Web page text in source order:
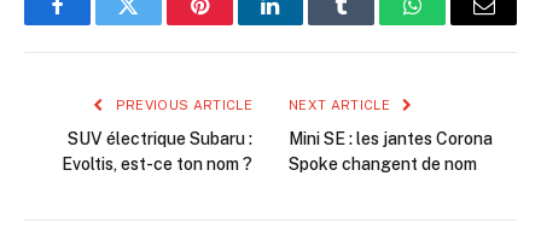
FacebookTwitter PinterestLinkedInTumblr WhatsAppEmail
PREVIOUS ARTICLE
SUV électrique Subaru :
Evoltis, est-ce ton nom ?
NEXT ARTICLE
Mini SE : les jantes Corona
Spoke changent de nom